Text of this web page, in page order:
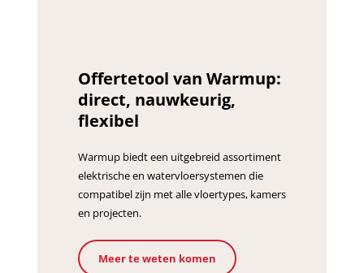
Offertetool van Warmup:
direct, nauwkeurig,
flexibel
Warmup biedt een uitgebreid assortiment
elektrische en watervloersystemen die
compatibel zijn met alle vloertypes, kamers
en projecten.
Meer te weten komen